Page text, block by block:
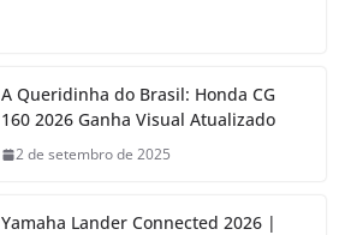
A Queridinha do Brasil: Honda CG
160 2026 Ganha Visual Atualizado
2 de setembro de 2025
Yamaha Lander Connected 2026 |